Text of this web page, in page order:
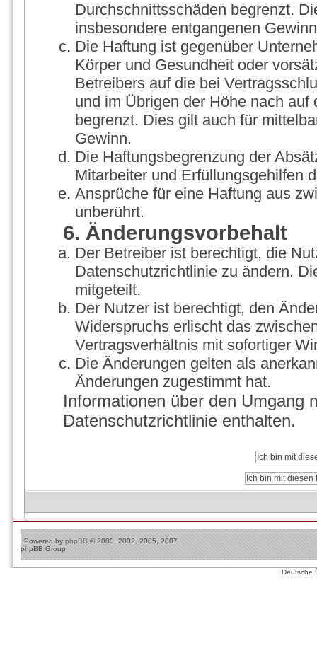
Durchschnittsschäden begrenzt.
insbesondere entgangenen
Die Haftung ist gegenüber
Körper und Gesundheit oder
Betreibers auf die bei
und im Übrigen der Höhe nach
begrenzt. Dies gilt auch für
Gewinn.
Die Haftungsbegrenzung der
Mitarbeiter und Erfüllungsgehilfen
Ansprüche für eine Haftung aus
unberührt.
6. Änderungsvorbehalt
Der Betreiber ist berechtigt, die
Datenschutzrichtlinie zu ändern.
mitgeteilt.
Der Nutzer ist berechtigt, den
Widerspruchs erlischt das
Vertragsverhältnis mit sofortiger
Die Änderungen gelten als
Änderungen zugestimmt hat.
Informationen über den Umgang
Datenschutzrichtlinie enthalten.
Powered by phpBB © 2000, 2002, 2005, 2007
phpBB Group
Deutsche